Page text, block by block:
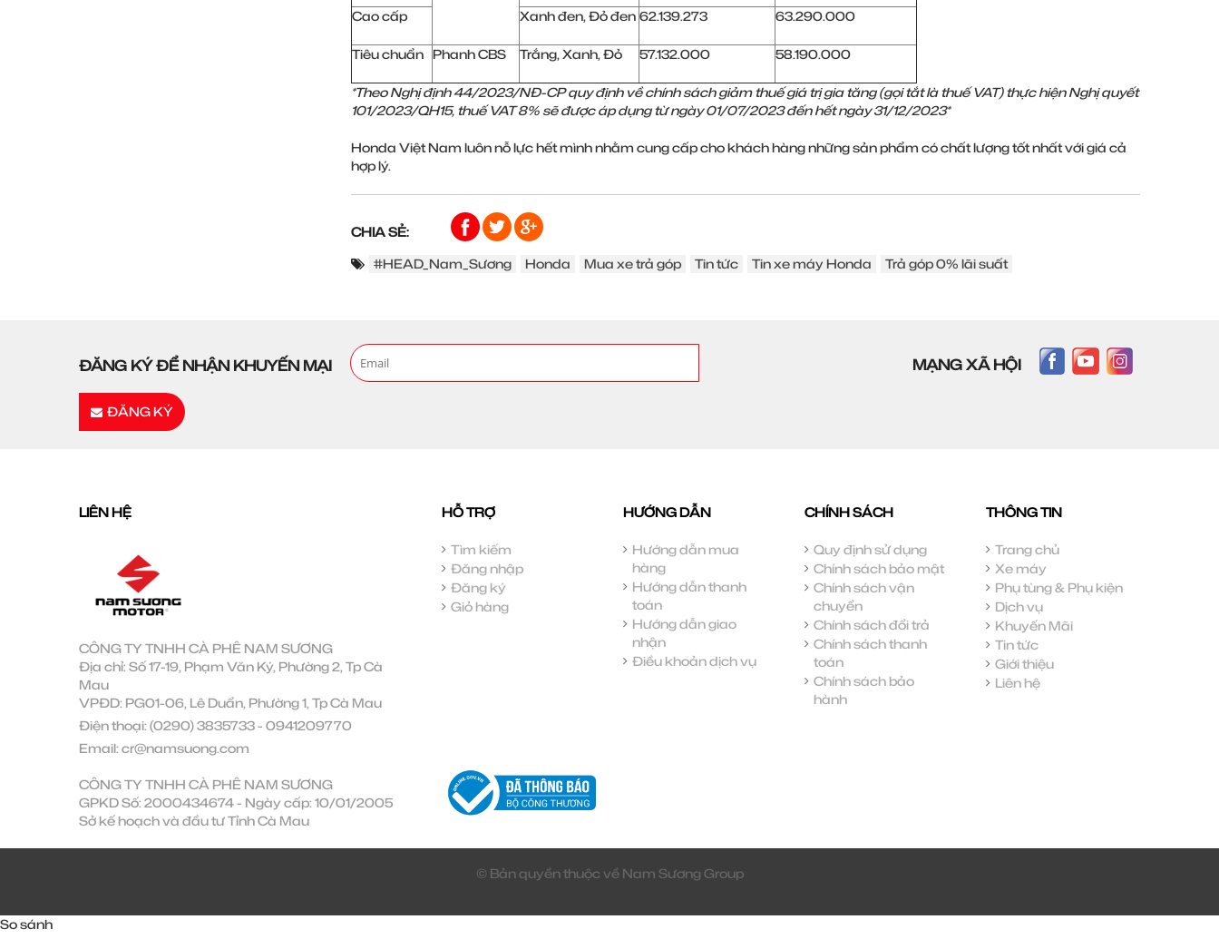
Cao cấp Xanh đen, Đỏ đen 62.139.273 63.290.000
Tiêu chuẩn Phanh CBS Trắng, Xanh, Đỏ 57.132.000 58.190.000
*Theo Nghị định 44/2023/NĐ-CP quy định về chính sách giảm thuế giá trị gia tăng (gọi tắt là thuế VAT) thực hiện Nghị quyết
101/2023/QH15, thuế VAT 8% sẽ được áp dụng từ ngày 01/07/2023 đếnhết ngày 31/12/2023*
Honda Việt Nam luôn nỗ lực hết mình nhằm cung cấp cho khách hàng những sản phẩm có chất lượng tốt nhất với giá cả
hợp lý.
CHIA SẺ:
#HEAD_Nam_Sương
Honda Mua xe trả góp Tin tức Tin xe máy Honda Trả góp 0% lãi suất
ĐĂNG KÝ ĐỂ NHẬN KHUYẾN MẠI
ĐĂNG KÝ
MẠNG XÃ HỘI
LIÊN HỆ
CÔNG TY TNHH CÀ PHÊ NAM SƯƠNG
Địa chỉ: Số 17-19, Phạm Văn Ký, Phường 2, Tp Cà
Mau
VPĐD: PG01-06, Lê Duẩn, Phường 1, Tp Cà Mau
Điện thoại: (0290) 3835733- 0941209770
Email: cr@namsuong.com
CÔNG TY TNHH CÀ PHÊ NAM SƯƠNG
GPKD Số: 2000434674 - Ngày cấp: 10/01/2005
Sở kế hoạch và đầu tư Tỉnh Cà Mau
HỖ TRỢ
Tìm kiếm
Đăng nhập
Đăng ký
Giỏ hàng
HƯỚNG DẪN
Hướng dẫn mua
hàng
Hướng dẫn thanh
toán
Hướng dẫn giao
nhận
Điều khoản dịch vụ
CHÍNH SÁCH
Quy định sử dụng
Chính sách bảo mật
Chính sách vận
chuyển
Chính sách đổi trả
Chính sách thanh
toán
Chính sách bảo
hành
THÔNG TIN
Trang chủ
Xe máy
Phụ tùng & Phụ kiện
Dịch vụ
Khuyến Mãi
Tin tức
Giới thiệu
Liên hệ
© Bản quyền thuộc về Nam Sương Group
So sánh